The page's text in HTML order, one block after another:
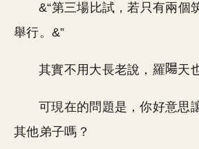
&“第三場比試，若只有兩個
舉行。&”
其實不用大長老說，羅 天
可現在的問題是，你好意思
其他弟子嗎？